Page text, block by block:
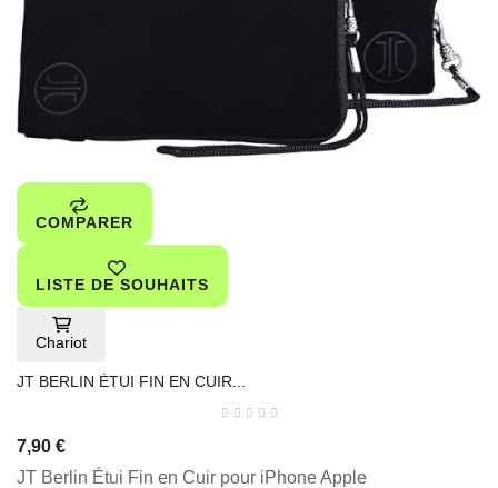
COMPARER
LISTE DE SOUHAITS
Chariot
JT BERLIN ÉTUI FIN EN CUIR...
7,90 €
JT Berlin Étui Fin en Cuir pour iPhone Apple